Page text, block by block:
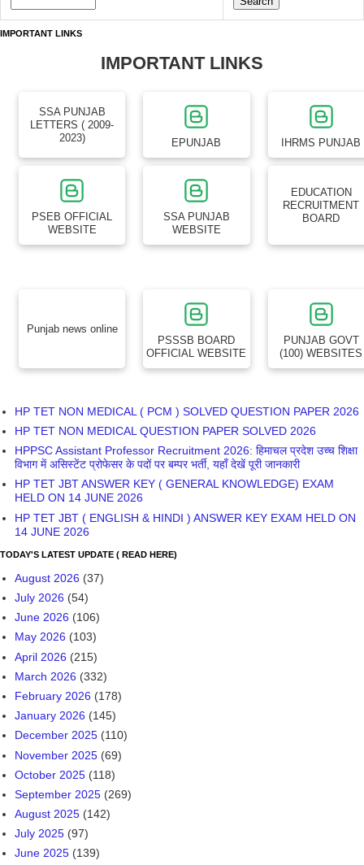
IMPORTANT LINKS
IMPORTANT LINKS
SSA PUNJAB
LETTERS ( 2009-
2023)
EPUNJAB IHRMS PUNJAB
PSEB OFFICIAL
WEBSITE
SSA PUNJAB
WEBSITE
EDUCATION
RECRUITMENT
BOARD
Punjab news online
PSSSB BOARD
OFFICIAL WEBSITE
PUNJAB GOVT
(100) WEBSITES
HP TET NON MEDICAL ( PCM ) SOLVED QUESTION PAPER 2026
HP TET NON MEDICAL QUESTION PAPER SOLVED 2026
HPPSC Assistant Professor Recruitment 2026: हिमाचल प्रदेश उच्च शिक्षा
विभाग में असिस्टेंट प्रोफेसर के पदों पर बम्पर भर्ती, यहाँ देखें पूरी जानकारी
HP TET JBT ANSWER KEY ( GENERAL KNOWLEDGE) EXAM
HELD ON 14 JUNE 2026
HP TET JBT ( ENGLISH & HINDI ) ANSWER KEY EXAM HELD ON
14 JUNE 2026
TODAY'S LATEST UPDATE ( READ HERE)
August 2026 (37)
July 2026 (54)
June 2026 (106)
May 2026 (103)
April 2026 (215)
March 2026 (332)
February 2026 (178)
January 2026 (145)
December 2025 (110)
November 2025 (69)
October 2025 (118)
September 2025 (269)
August 2025 (142)
July 2025 (97)
June 2025 (139)